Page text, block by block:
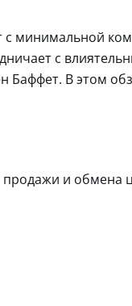
с минимальной
с
Баффет. В этом
и обмена